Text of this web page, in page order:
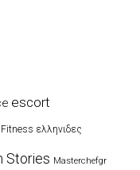
escort
Fitness ελληνιδες
Stories Masterchefgr